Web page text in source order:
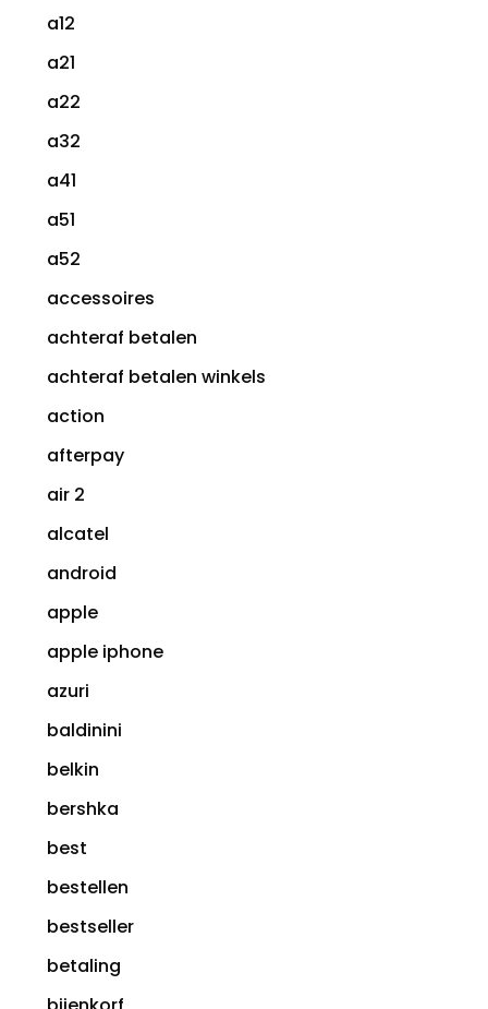
a12
a21
a22
a32
a41
a51
a52
accessoires
achteraf betalen
achteraf betalen winkels
action
afterpay
air 2
alcatel
android
apple
apple iphone
azuri
baldinini
belkin
bershka
best
bestellen
bestseller
betaling